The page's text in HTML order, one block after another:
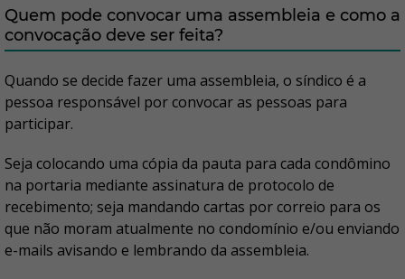
Quem pode convocar uma assembleia e como a
convocação deve ser feita?
Quando se decide fazer uma assembleia, o síndico é a
pessoa responsável por convocar as pessoas para
participar.
Seja colocando uma cópia da pauta para cada condômino
na portaria mediante assinatura de protocolo de
recebimento; seja mandando cartas por correio para os
que não moram atualmente no condomínio e/ou enviando
e-mails avisando e lembrando da assembleia.